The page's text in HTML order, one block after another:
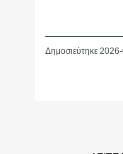
Δημοσιεύτηκε